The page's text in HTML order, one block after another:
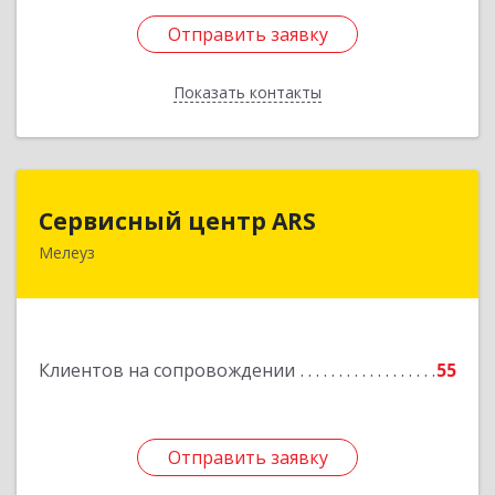
Отправить заявку
Показать контакты
Отправить заявку
Назад
Сервисный центр ARS
Мелеуз
Клиентов на сопровождении 55
Отправить заявку
Отправить заявку